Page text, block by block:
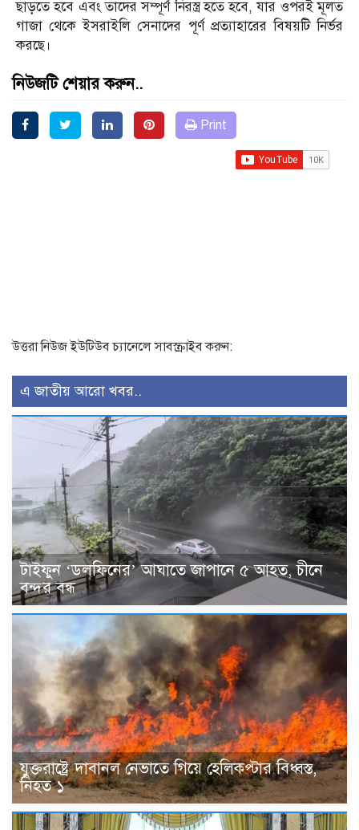
ছাড়তে হবে এবং তাদের সম্পূর্ণ নিরস্ত্র হতে হবে, যার ওপরই মূলত
গাজা থেকে ইসরাইলি সেনাদের পূর্ণ প্রত্যাহারের বিষয়টি নির্ভর
করছে।
নিউজটি শেয়ার করুন..
Print
উত্তরা নিউজ ইউটিউব চ্যানেলে সাবস্ক্রাইব করুন:
এ জাতীয় আরো খবর..
টাইফুন ‘ডলফিনের’ আঘাতে জাপানে ৫ আহত, চীনে
বন্দর বন্ধ
যুক্তরাষ্ট্রে দাবানল নেভাতে গিয়ে হেলিকপ্টার বিধ্বস্ত,
নিহত ১